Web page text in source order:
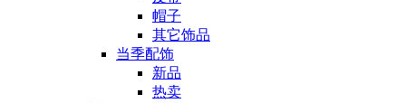
帽子
其它饰品
当季配饰
新品
热卖